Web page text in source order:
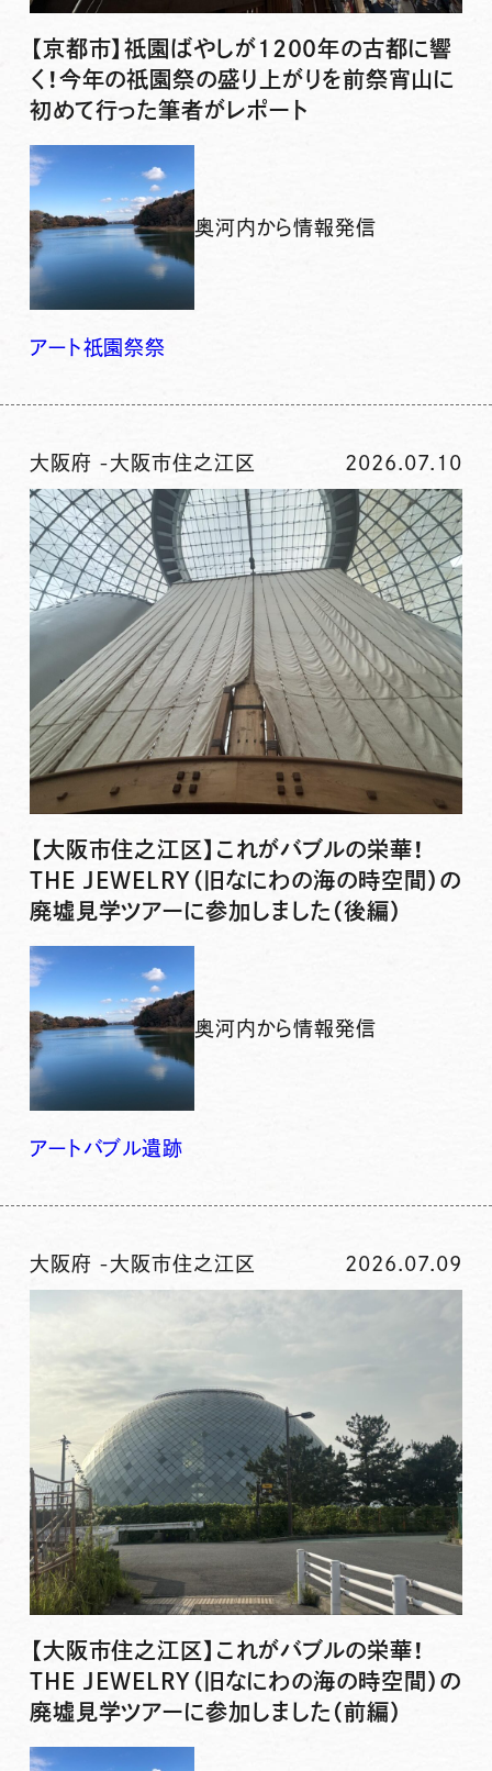
【京都市】祇園ばやしが1200年の古都に響
く！今年の祇園祭の盛り上がりを前祭宵山に
初めて行った筆者がレポート
奥河内から情報発信
アート祇園祭祭
大阪府 -大阪市住之江区 2026.07.10
【大阪市住之江区】これがバブルの栄華！
THE JEWELRY（旧なにわの海の時空間）の
廃墟見学ツアーに参加しました（後編）
奥河内から情報発信
アートバブル遺跡
大阪府 -大阪市住之江区 2026.07.09
【大阪市住之江区】これがバブルの栄華！
THE JEWELRY（旧なにわの海の時空間）の
廃墟見学ツアーに参加しました（前編）